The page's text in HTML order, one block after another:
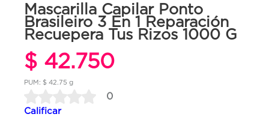
Mascarilla Capilar Ponto
Brasileiro 3 En 1 Reparación
Recuepera Tus Rizos 1000 G
$ 42.750
PUM: $ 42.75 g
0
Calificar